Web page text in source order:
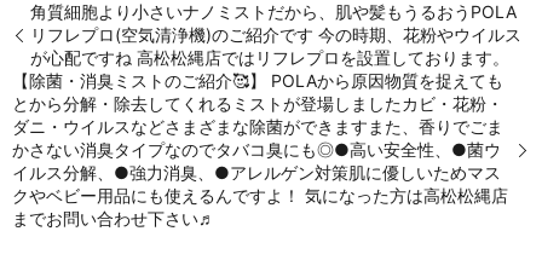
角質細胞より小さいナノミストだから、肌や髪もうるおうPOLA
リフレプロ(空気清浄機)のご紹介です️ 今の時期、花粉やウイルス
が心配ですね️ 高松松縄店ではリフレプロを設置しております。
【除菌・消臭ミストのご紹介🥰】 POLAから原因物質を捉えても
とから分解・除去してくれるミストが登場しましたカビ・花粉・
ダニ・ウイルスなどさまざまな除菌ができますまた、香りでごま
かさない消臭タイプなのでタバコ臭にも◎●高い安全性、●菌ウ
イルス分解、●強力消臭、●アレルゲン対策肌に優しいためマス
クやベビー用品にも使えるんですよ！️ 気になった方は高松松縄店
までお問い合わせ下さい♬